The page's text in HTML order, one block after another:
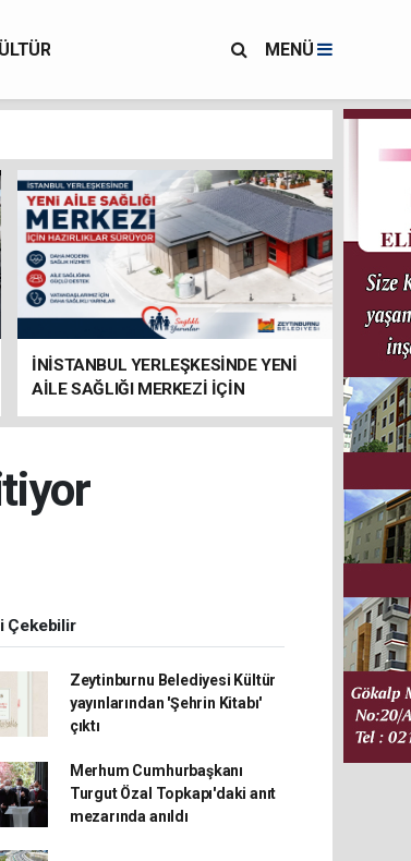
MENÜ
İNİSTANBUL YERLEŞKESİNDE YENİ
AİLE SAĞLIĞI MERKEZİ İÇİN
HAZIRLIKLAR SÜRÜYOR
Çekebilir
Zeytinburnu Belediyesi Kültür
yayınlarından 'Şehrin Kitabı'
çıktı
Merhum Cumhurbaşkanı
Turgut Özal Topkapı'daki anıt
mezarında anıldı